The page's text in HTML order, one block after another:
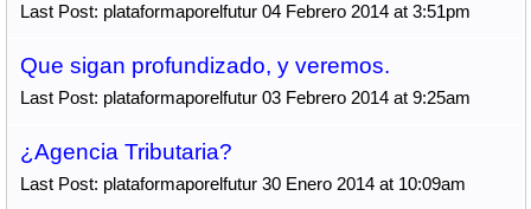
Last Post: plataformaporelfutur 04 Febrero 2014 at 3:51pm
Que sigan profundizado, y veremos.
Last Post: plataformaporelfutur 03 Febrero 2014 at 9:25am
¿Agencia Tributaria?
Last Post: plataformaporelfutur 30 Enero 2014 at 10:09am